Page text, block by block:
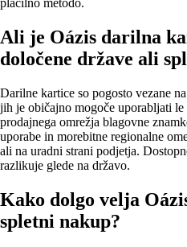
plačilno metodo.
Ali je Oázis darilna
določene države ali
Darilne kartice so pogosto vezane
jih je običajno mogoče uporabljati
prodajnega omrežja blagovne
uporabe in morebitne regionalne
ali na uradni strani podjetja.
razlikuje glede na državo.
Kako dolgo velja
spletni nakup?